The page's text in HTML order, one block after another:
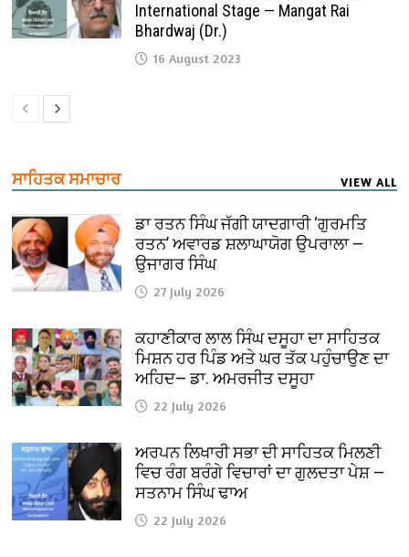
International Stage — Mangat Rai
Bhardwaj (Dr.)
16 August 2023
ਸਾਹਿਤਕ ਸਮਾਚਾਰ VIEW ALL
ਡਾ ਰਤਨ ਸਿੰਘ ਜੱਗੀ ਯਾਦਗਾਰੀ ‘ਗੁਰਮਤਿ
ਰਤਨ’ ਅਵਾਰਡ ਸ਼ਲਾਘਾਯੋਗ ਉਪਰਾਲਾ —
ਉਜਾਗਰ ਸਿੰਘ
27 July 2026
ਕਹਾਣੀਕਾਰ ਲਾਲ ਸਿੰਘ ਦਸੂਹਾ ਦਾ ਸਾਹਿਤਕ
ਮਿਸ਼ਨ ਹਰ ਪਿੰਡ ਅਤੇ ਘਰ ਤੱਕ ਪਹੁੰਚਾਉਣ ਦਾ
ਅਹਿਦ— ਡਾ. ਅਮਰਜੀਤ ਦਸੂਹਾ
22 July 2026
ਅਰਪਨ ਲਿਖਾਰੀ ਸਭਾ ਦੀ ਸਾਹਿਤਕ ਮਿਲਣੀ
ਵਿਚ ਰੰਗ ਬਰੰਗੇ ਵਿਚਾਰਾਂ ਦਾ ਗੁਲਦਤਾ ਪੇਸ਼ —
ਸਤਨਾਮ ਸਿੰਘ ਢਾਅ
22 July 2026